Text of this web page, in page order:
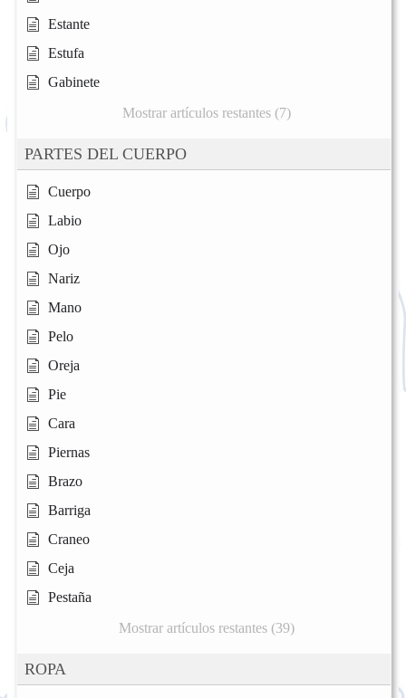
Estante
Estufa
Gabinete
Mostrar artículos restantes (7)
PARTES DEL CUERPO
Cuerpo
Labio
Ojo
Nariz
Mano
Pelo
Oreja
Pie
Cara
Piernas
Brazo
Barriga
Craneo
Ceja
Pestaña
Mostrar artículos restantes (39)
ROPA